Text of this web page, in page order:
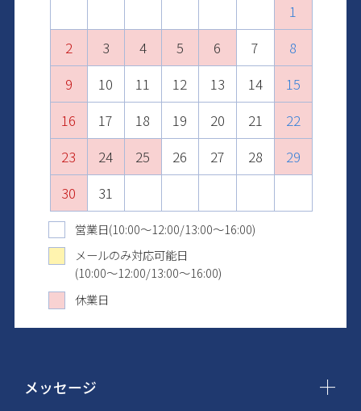
1
2
3 4 5 6 7
8
9
10 11 12 13 14
15
16
17 18 19 20 21
22
23
24 25 26 27 28
29
30
31
5
6
7 8 9 10 11
12
13
14 15 16 17 18
19
20
21 22 23 24 25
26
27
28 29 30
3
4
5 6 7 8 9
10
11
12 13 14 15 16
17
18
19 20 21 22 23
24
25
26 27 28 29 30 31
7
8
9 10 11 12 13
14
15
16 17 18 19 20
21
22
23 24 25 26 27
28
29
30
5
6
7 8 9 10 11
12
13
14 15 16 17 18
19
20
21 22 23 24 25
26
27
28 29 30 31
2
3
4 5 6 7 8
9
10
11 12 13 14 15
16
17
18 19 20 21 22
23
24
25 26 27 28 29
30
31
営業日(10:00～12:00/13:00～16:00)
メールのみ対応可能日
(10:00～12:00/13:00～16:00)
休業日
メッセージ